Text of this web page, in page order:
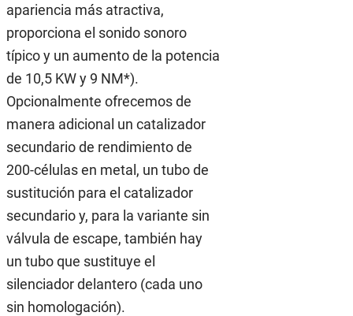
apariencia más atractiva,
proporciona el sonido sonoro
típico y un aumento de la potencia
de 10,5 KW y 9 NM*).
Opcionalmente ofrecemos de
manera adicional un catalizador
secundario de rendimiento de
200-células en metal, un tubo de
sustitución para el catalizador
secundario y, para la variante sin
válvula de escape, también hay
un tubo que sustituye el
silenciador delantero (cada uno
sin homologación).